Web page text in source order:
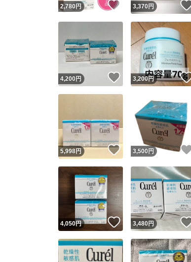
2,780円 いいね！
3,370 円
4,200円 いいね！
3,200円
5,998円 いいね！
3,500 円
4,050円 いいね！
3,480円